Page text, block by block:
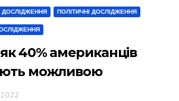
ДОСЛІДЖЕННЯ ПОЛІТИЧНІ ДОСЛІДЖЕННЯ
40% американців
можливою
війну в США –